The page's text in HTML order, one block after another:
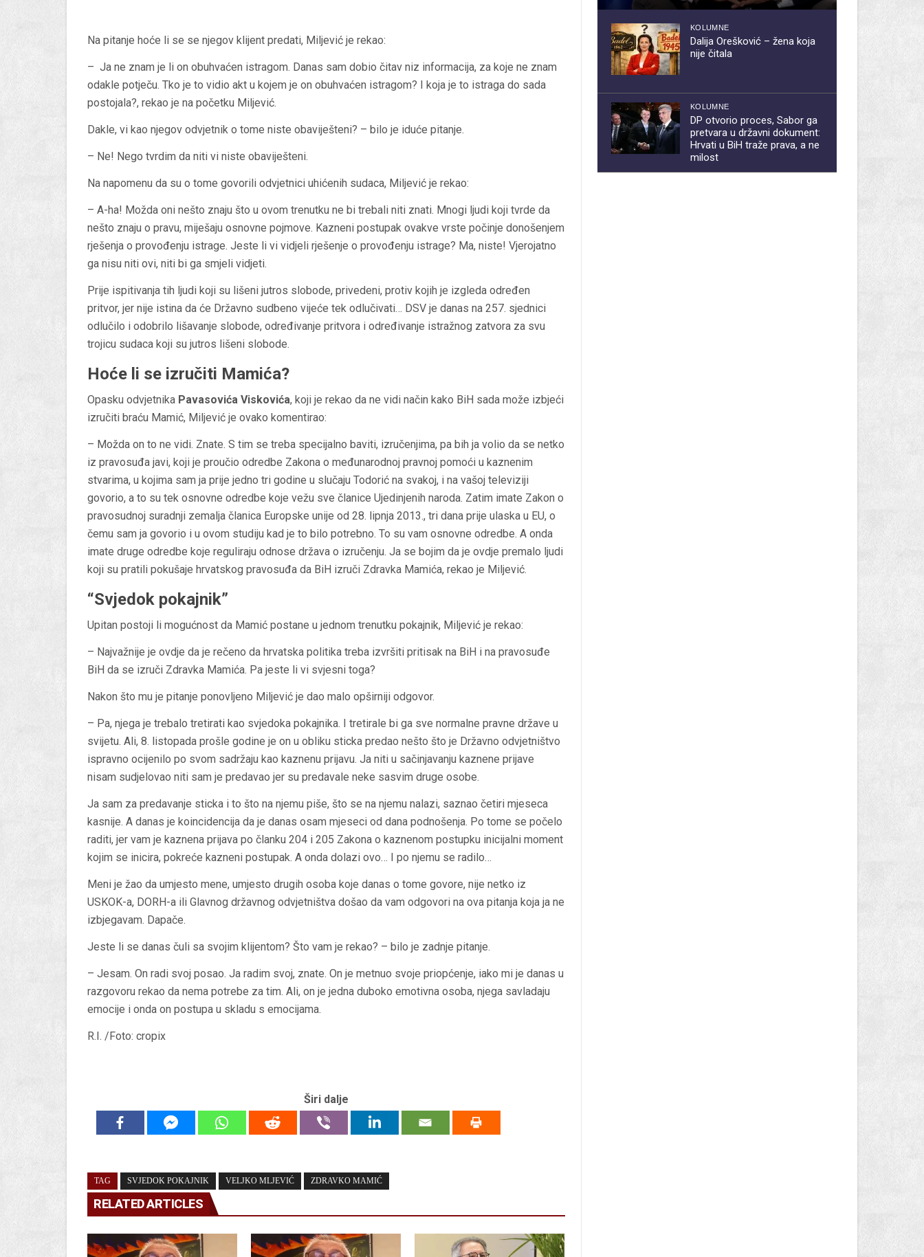
Na pitanje hoće li se se njegov klijent predati, Miljević je rekao:
– Ja ne znam je li on obuhvaćen istragom. Danas sam dobio čitav niz informacija, za koje ne znam
odakle potječu. Tko je to vidio akt u kojem je on obuhvaćen istragom? I koja je to istraga do sada
postojala?, rekao je na početku Miljević.
Dakle, vi kao njegov odvjetnik o tome niste obaviješteni? – bilo je iduće pitanje.
– Ne! Nego tvrdim da niti vi niste obaviješteni.
Na napomenu da su o tome govorili odvjetnici uhićenih sudaca, Miljević je rekao:
– A-ha! Možda oni nešto znaju što u ovom trenutku ne bi trebali niti znati. Mnogi ljudi koji tvrde da
nešto znaju o pravu, miješaju osnovne pojmove. Kazneni postupak ovakve vrste počinje donošenjem
rješenja o provođenju istrage. Jeste li vi vidjeli rješenje o provođenju istrage? Ma, niste! Vjerojatno
ga nisu niti ovi, niti bi ga smjeli vidjeti.
Prije ispitivanja tih ljudi koji su lišeni jutros slobode, privedeni, protiv kojih je izgleda određen
pritvor, jer nije istina da će Državno sudbeno vijeće tek odlučivati… DSV je danas na 257. sjednici
odlučilo i odobrilo lišavanje slobode, određivanje pritvora i određivanje istražnog zatvora za svu
trojicu sudaca koji su jutros lišeni slobode.
Hoće li se izručiti Mamića?
Opasku odvjetnika Pavasovića Viskovića, koji je rekao da ne vidi način kako BiH sada može izbjeći
izručiti braću Mamić, Miljević je ovako komentirao:
– Možda on to ne vidi. Znate. S tim se treba specijalno baviti, izručenjima, pa bih ja volio da se netko
iz pravosuđa javi, koji je proučio odredbe Zakona o međunarodnoj pravnoj pomoći u kaznenim
stvarima, u kojima sam ja prije jedno tri godine u slučaju Todorić na svakoj, i na vašoj televiziji
govorio, a to su tek osnovne odredbe koje vežu sve članice Ujedinjenih naroda. Zatim imate Zakon o
pravosudnoj suradnji zemalja članica Europske unije od 28. lipnja 2013., tri dana prije ulaska u EU, o
čemu sam ja govorio i u ovom studiju kad je to bilo potrebno. To su vam osnovne odredbe. A onda
imate druge odredbe koje reguliraju odnose država o izručenju. Ja se bojim da je ovdje premalo ljudi
koji su pratili pokušaje hrvatskog pravosuđa da BiH izruči Zdravka Mamića, rekao je Miljević.
“Svjedok pokajnik”
Upitan postoji li mogućnost da Mamić postane u jednom trenutku pokajnik, Miljević je rekao:
– Najvažnije je ovdje da je rečeno da hrvatska politika treba izvršiti pritisak na BiH i na pravosuđe
BiH da se izruči Zdravka Mamića. Pa jeste li vi svjesni toga?
Nakon što mu je pitanje ponovljeno Miljević je dao malo opširniji odgovor.
– Pa, njega je trebalo tretirati kao svjedoka pokajnika. I tretirale bi ga sve normalne pravne države u
svijetu. Ali, 8. listopada prošle godine je on u obliku sticka predao nešto što je Državno odvjetništvo
ispravno ocijenilo po svom sadržaju kao kaznenu prijavu. Ja niti u sačinjavanju kaznene prijave
nisam sudjelovao niti sam je predavao jer su predavale neke sasvim druge osobe.
Ja sam za predavanje sticka i to što na njemu piše, što se na njemu nalazi, saznao četiri mjeseca
kasnije. A danas je koincidencija da je danas osam mjeseci od dana podnošenja. Po tome se počelo
raditi, jer vam je kaznena prijava po članku 204 i 205 Zakona o kaznenom postupku inicijalni moment
kojim se inicira, pokreće kazneni postupak. A onda dolazi ovo… I po njemu se radilo…
Meni je žao da umjesto mene, umjesto drugih osoba koje danas o tome govore, nije netko iz
USKOK-a, DORH-a ili Glavnog državnog odvjetništva došao da vam odgovori na ova pitanja koja ja ne
izbjegavam. Dapače.
Jeste li se danas čuli sa svojim klijentom? Što vam je rekao? – bilo je zadnje pitanje.
– Jesam. On radi svoj posao. Ja radim svoj, znate. On je metnuo svoje priopćenje, iako mi je danas u
razgovoru rekao da nema potrebe za tim. Ali, on je jedna duboko emotivna osoba, njega savladaju
emocije i onda on postupa u skladu s emocijama.
R.I. /Foto: cropix
Širi dalje
TAG SVJEDOK POKAJNIK VELJKO MLJEVIĆ ZDRAVKO MAMIĆ
RELATED ARTICLES
KOLUMNE
Dalija Orešković – žena koja
nije čitala
KOLUMNE
DP otvorio proces, Sabor ga
pretvara u državni dokument:
Hrvati u BiH traže prava, a ne
milost